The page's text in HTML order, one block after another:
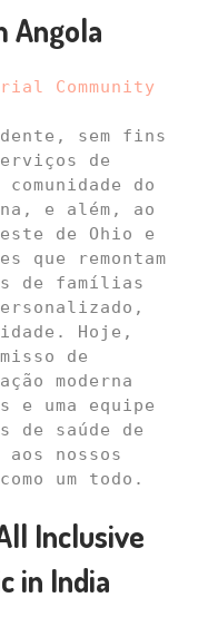
Angola
Community
sem fins
de
do
e além, ao
de Ohio e
que remontam
de famílias
Hoje,
de
moderna
e uma equipe
de saúde de
nossos
um todo.
Inclusive
in India